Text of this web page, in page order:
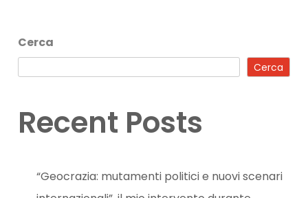
Cerca
Cerca
Recent Posts
“Geocrazia: mutamenti politici e nuovi scenari